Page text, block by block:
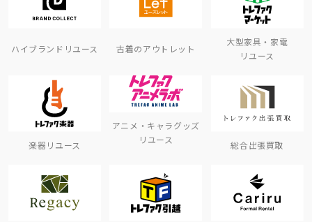
ハイブランドリユース 古着のアウトレット
大型家具・家電
リユース
楽器リユース
アニメ・キャラグッズ
リユース
総合出張買取